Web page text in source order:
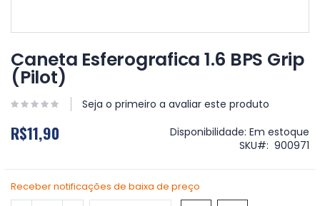
para
o
início
da
Galeria
imagens
Caneta Esferografica 1.6 BPS Grip
(Pilot)
Seja o primeiro a avaliar este produto
R$11,90 Disponibilidade: Em estoque
SKU
900971
Receber notificações de baixa de preço